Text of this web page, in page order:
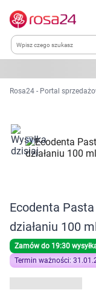
Kategorie
Dla zwierząt
Zdrowie
Kobieta w ciąży i
Dziecko
Rosa24 - Portal
Ecodenta
działaniu 100
Zamów do 19:30
Termin ważności: